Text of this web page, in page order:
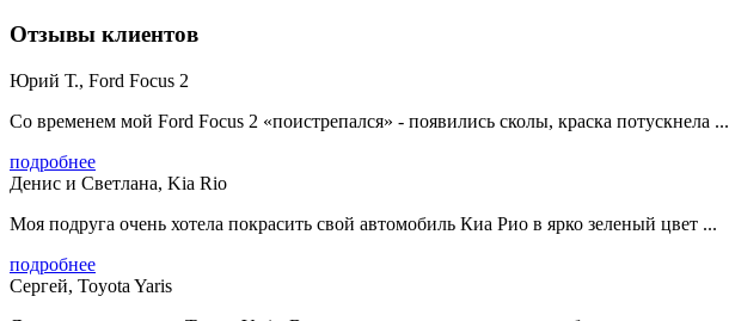
Отзывы клиентов
Юрий Т., Ford Focus 2
Со временем мой Ford Focus 2 «поистрепался» - появились сколы, краска потускнела ...
подробнее
Денис и Светлана, Kia Rio
Моя подруга очень хотела покрасить свой автомобиль Киа Рио в ярко зеленый цвет ...
подробнее
Сергей, Toyota Yaris